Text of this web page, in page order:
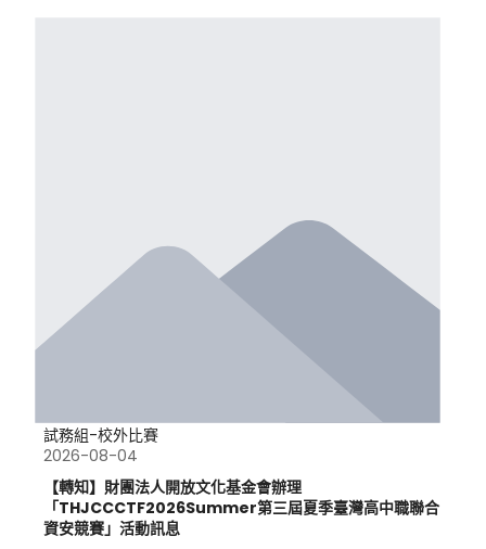
試務組-校外比賽
2026-08-04
【轉知】財團法人開放文化基金會辦理
「THJCCCTF2026Summer第三屆夏季臺灣高中職聯合
資安競賽」活動訊息